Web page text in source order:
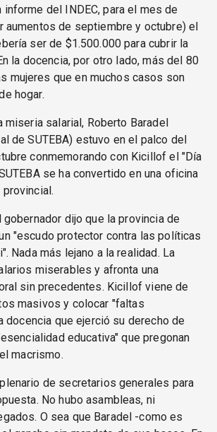
informe del INDEC, para el mes de
aumentos de septiembre y octubre) el
ser de $1.500.000 para cubrir la
la docencia, por otro lado, más del 80
mujeres que en muchos casos son
hogar.
miseria salarial, Roberto Baradel
de SUTEBA) estuvo en el palco del
conmemorando con Kicillof el "Día
se ha convertido en una oficina
gobernador dijo que la provincia de
"escudo protector contra las políticas
Nada más lejano a la realidad. La
miserables y afronta una
sin precedentes. Kicillof viene de
masivos y colocar "faltas
docencia que ejerció su derecho de
educativa" que pregonan
macrismo.
de secretarios generales para
No hubo asambleas, ni
O sea que Baradel -como es